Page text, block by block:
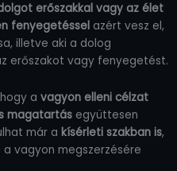
erőszakkal vagy az élet
fenyegetéssel azért vesz el,
illetve aki a dolog
erőszakot vagy fenyegetést.
a vagyon elleni célzat
magatartás együttesen
már a kísérleti szakban is,
vagyon megszerzésére